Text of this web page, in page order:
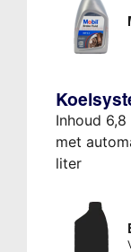
Inhoud
met
liter